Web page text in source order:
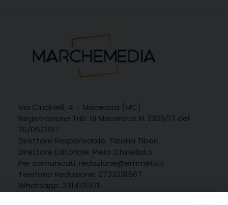
Via Cincinelli, 4 – Macerata (MC)
Registrazione Trib. di Macerata: N. 2329/17 del
26/05/2017
Direttore Responsabile: Tiziana Tiberi
Direttore Editoriale: Piero Chinellato
Per comunicati: redazione@emmetv.it
Telefono Redazione: 0733231567
Whatsapp: 3314121971